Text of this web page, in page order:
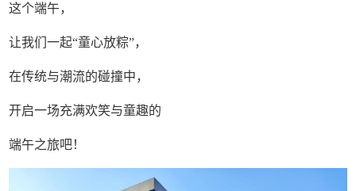
这个端午，
让我们一起“童心放粽”，
在传统与潮流的碰撞中，
开启一场充满欢笑与童趣的
端午之旅吧！